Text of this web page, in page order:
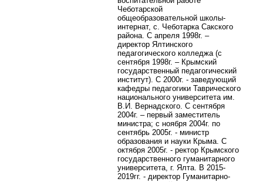
Чеботарской
общеобразовательной школы-
интернат, с. Чеботарка Сакского
района. С апреля 1998г. –
директор Ялтинского
педагогического колледжа (с
сентября 1998г. – Крымский
государственный педагогический
институт). С 2000г. - заведующий
кафедры педагогики Таврического
национального университета им.
В.И. Вернадского. С сентября
2004г. – первый заместитель
министра; с ноября 2004г. по
сентябрь 2005г. - министр
образования и науки Крыма. С
октября 2005г. - ректор Крымского
государственного гуманитарного
университета, г. Ялта. В 2015-
2019гг. - директор Гуманитарно-